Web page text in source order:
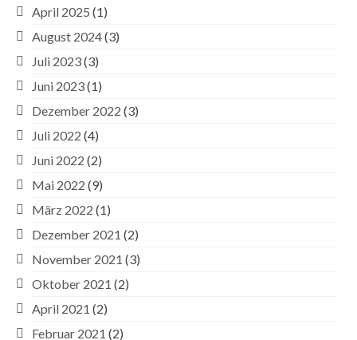
April 2025 (1)
August 2024(3)
Juli 2023(3)
Juni 2023(1)
Dezember 2022 (3)
Juli 2022 (4)
Juni 2022 (2)
Mai 2022 (9)
März 2022 (1)
Dezember 2021 (2)
November 2021 (3)
Oktober 2021 (2)
April 2021 (2)
Februar 2021 (2)